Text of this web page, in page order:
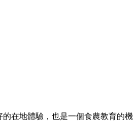
的在地體驗，也是一個食農教育的機